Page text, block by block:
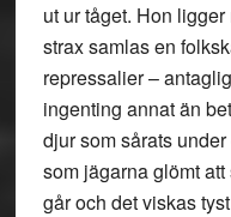
ut ur tåget. Hon
strax samlas en
repressalier –
ingenting annat än
djur som sårats
som jägarna glömt
går och det viskas